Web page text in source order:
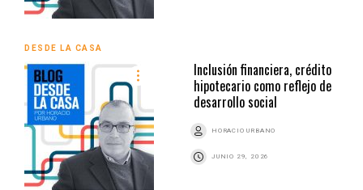
DESDE LA CASA
Inclusión financiera, crédito
hipotecario como reflejo de
desarrollo social
HORACIO URBANO
JUNIO 29, 2026